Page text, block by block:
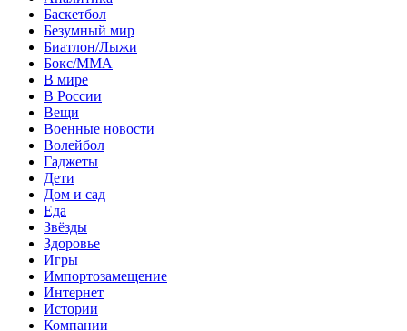
Баскетбол
Безумный мир
Биатлон/Лыжи
Бокс/MMA
В мире
В России
Вещи
Военные новости
Волейбол
Гаджеты
Дети
Дом и сад
Еда
Звёзды
Здоровье
Игры
Импортозамещение
Интернет
Истории
Компании